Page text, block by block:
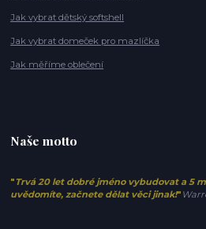
Jak vybrat dětský softshell
Jak vybrat domeček pro mazlíčka
Jak měříme oblečení
Naše motto
" Trvá 20 let dobré jméno vybudovat a 5
uvědomíte, začnete dělat věci jinak!"